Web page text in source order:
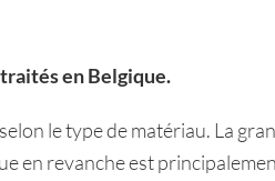
en Belgique.
le type de matériau. La
en revanche est